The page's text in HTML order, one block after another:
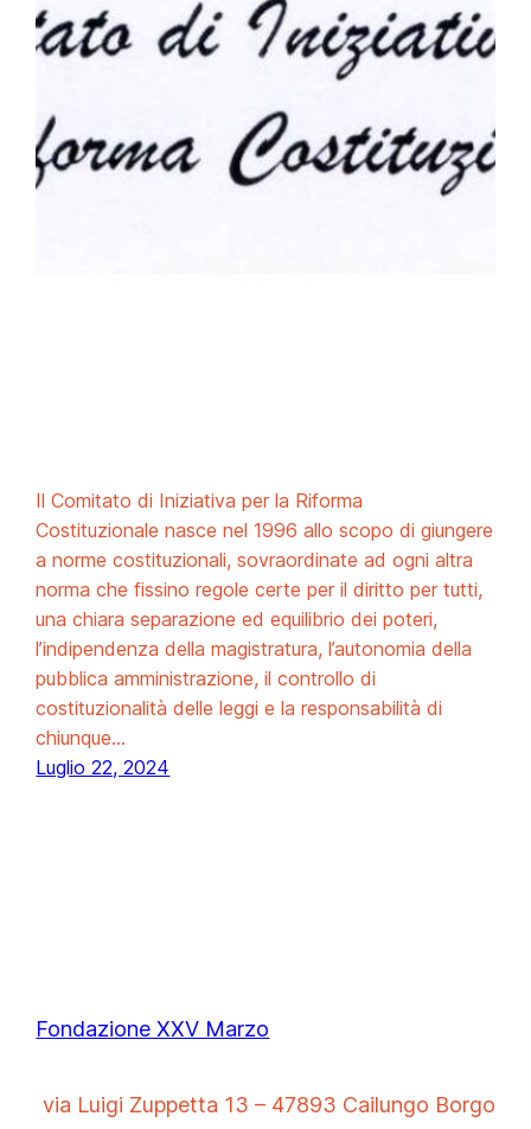
Il Comitato di Iniziativa per la Riforma
Costituzionale nasce nel 1996 allo scopo di giungere
a norme costituzionali, sovraordinate ad ogni altra
norma che fissino regole certe per il diritto per tutti,
una chiara separazione ed equilibrio dei poteri,
l’indipendenza della magistratura, l’autonomia della
pubblica amministrazione, il controllo di
costituzionalità delle leggi e la responsabilità di
chiunque…
Luglio 22, 2024
Fondazione XXV Marzo
via Luigi Zuppetta 13 – 47893 Cailungo Borgo